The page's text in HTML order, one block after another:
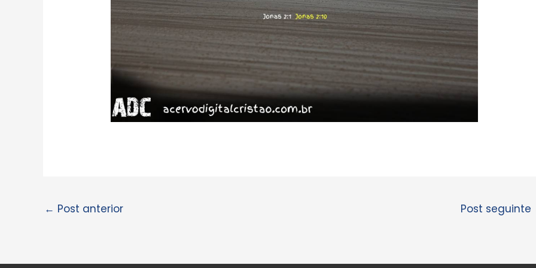
← Post anterior Post seguinte